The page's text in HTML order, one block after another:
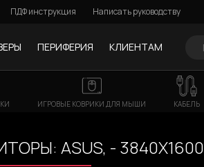
ПДФ инструкция Написать руководству
ПЕРИФЕРИЯ КЛИЕНТАМ
ИГРОВЫЕ КОВРИКИ ДЛЯ МЫШИ КАБЕЛЬ
ASUS, - 3840X1600